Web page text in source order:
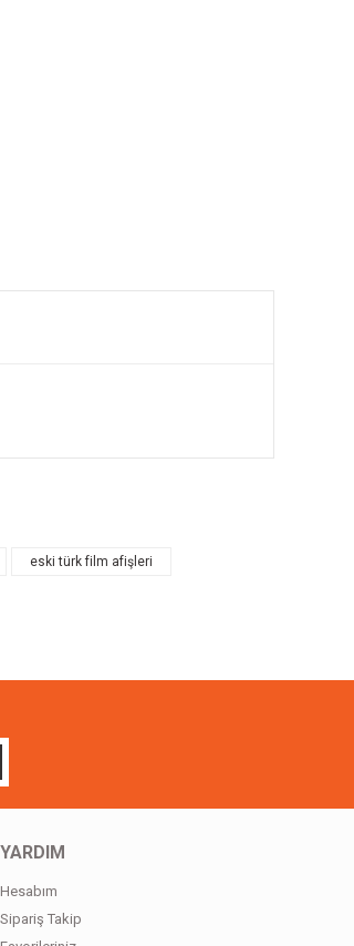
eski türk film afişleri
YARDIM
Hesabım
Sipariş Takip